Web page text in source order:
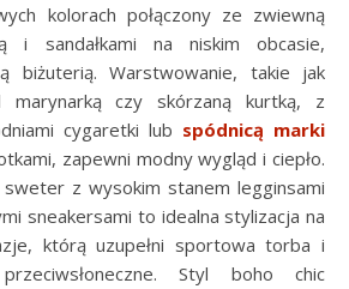
kolorach połączony ze zwiewną
i sandałkami na niskim obcasie,
biżuterią. Warstwowanie, takie jak
czy skórzaną kurtką, z
cygaretki lub spódnicą marki
zapewni modny wygląd i ciepło.
z wysokim stanem legginsami
sneakersami to idealna stylizacja na
którą uzupełni sportowa torba i
Styl boho chic